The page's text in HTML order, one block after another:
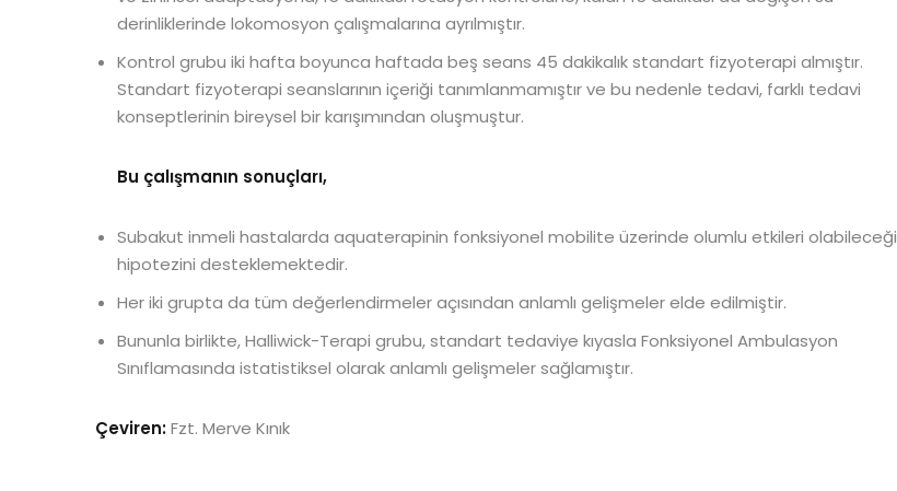
derinliklerinde lokomosyon çalışmalarına ayrılmıştır.
Kontrol grubu iki hafta boyunca haftada beş seans 45 dakikalık standart fizyoterapi almıştır.
Standart fizyoterapi seanslarının içeriği tanımlanmamıştır ve bu nedenle tedavi, farklı tedavi
konseptlerinin bireysel bir karışımından oluşmuştur.
Bu çalışmanın sonuçları,
Subakut inmeli hastalarda aquaterapinin fonksiyonel mobilite üzerinde olumlu etkileri olabileceği
hipotezini desteklemektedir.
Her iki grupta da tüm değerlendirmeler açısından anlamlı gelişmeler elde edilmiştir.
Bununla birlikte, Halliwick-Terapi grubu, standart tedaviye kıyasla Fonksiyonel Ambulasyon
Sınıflamasında istatistiksel olarak anlamlı gelişmeler sağlamıştır.
Çeviren:Fzt. Merve Kınık